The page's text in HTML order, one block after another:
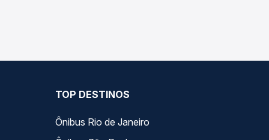
TOP DESTINOS
Ônibus Rio de Janeiro